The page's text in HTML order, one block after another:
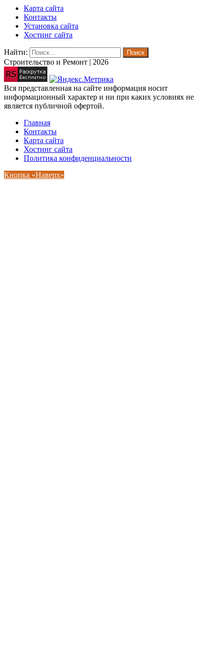
Карта сайта
Контакты
Установка сайта
Хостинг сайта
Найти:
Строительство и Ремонт | 2026
Вся представленная на сайте информация носит
информационный характер и ни при каких условиях не
является публичной офертой.
Главная
Контакты
Карта сайта
Хостинг сайта
Политика конфиденциальности
Кнопка «Наверх»